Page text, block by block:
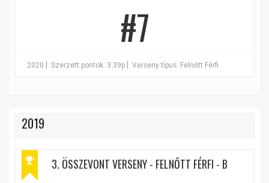
#7
2020 Szerzett pontok: 3.39p Verseny típus: Felnőtt Férfi
2019
3. ÖSSZEVONT VERSENY - FELNŐTT FÉRFI - B